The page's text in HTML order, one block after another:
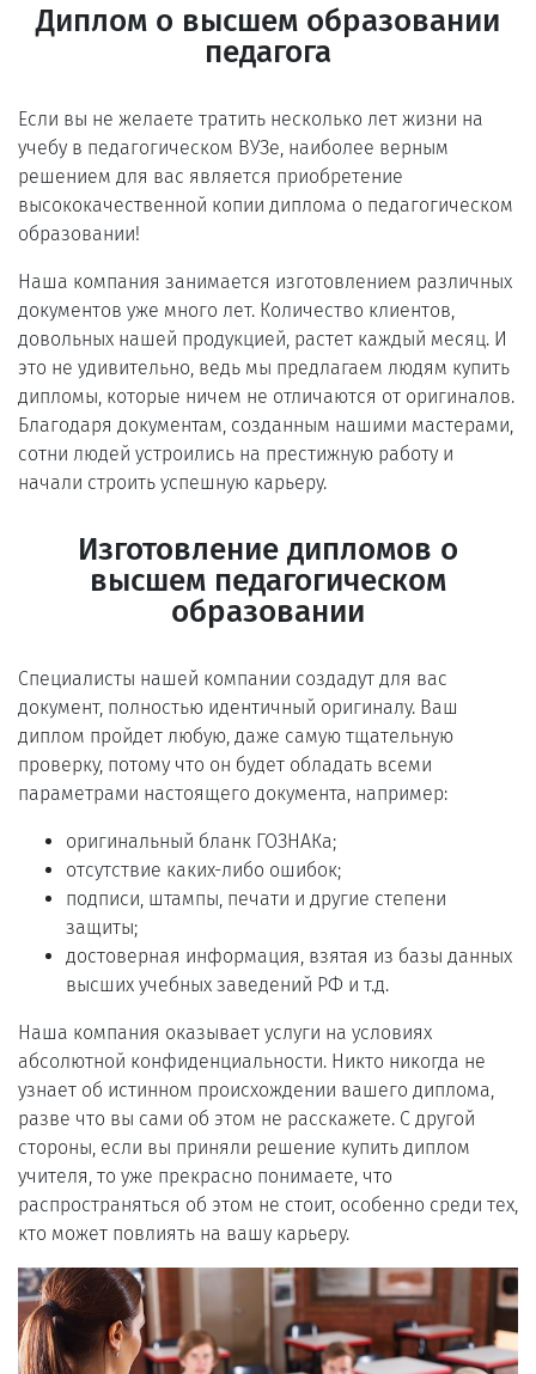
Диплом о высшем образовании
педагога
Если вы не желаете тратить несколько лет жизни на
учебу в педагогическом ВУЗе, наиболее верным
решением для вас является приобретение
высококачественной копии диплома о педагогическом
образовании!
Наша компания занимается изготовлением различных
документов уже много лет. Количество клиентов,
довольных нашей продукцией, растет каждый месяц. И
это не удивительно, ведь мы предлагаем людям купить
дипломы, которые ничем не отличаются от оригиналов.
Благодаря документам, созданным нашими мастерами,
сотни людей устроились на престижную работу и
начали строить успешную карьеру.
Изготовление дипломов о
высшем педагогическом
образовании
Специалисты нашей компании создадут для вас
документ, полностью идентичный оригиналу. Ваш
диплом пройдет любую, даже самую тщательную
проверку, потому что он будет обладать всеми
параметрами настоящего документа, например:
оригинальный бланк ГОЗНАКа;
отсутствие каких-либо ошибок;
подписи, штампы, печати и другие степени
защиты;
достоверная информация, взятая из базы данных
высших учебных заведений РФ и т.д.
Наша компания оказывает услуги на условиях
абсолютной конфиденциальности. Никто никогда не
узнает об истинном происхождении вашего диплома,
разве что вы сами об этом не расскажете. С другой
стороны, если вы приняли решение купить диплом
учителя, то уже прекрасно понимаете, что
распространяться об этом не стоит, особенно среди тех,
кто может повлиять на вашу карьеру.